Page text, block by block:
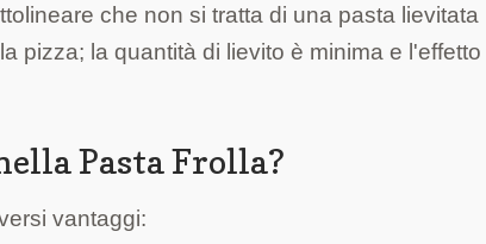
che non si tratta di una pasta lievitata
pizza; la quantità di lievito è minima e l'effetto
Pasta Frolla?
vantaggi: